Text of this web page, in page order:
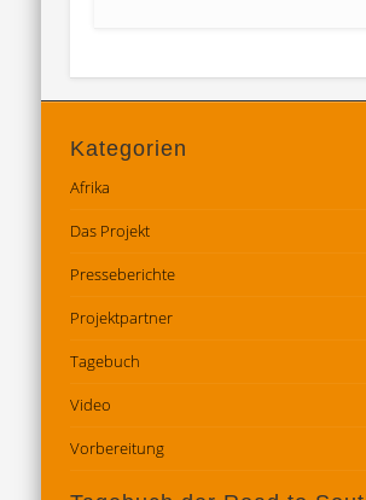
Kategorien
Afrika
Das Projekt
Presseberichte
Projektpartner
Tagebuch
Video
Vorbereitung